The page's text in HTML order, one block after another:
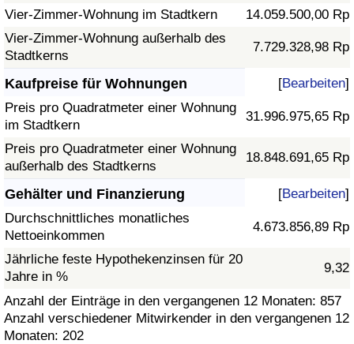
Vier-Zimmer-Wohnung im Stadtkern
14.059.500,00 Rp
Vier-Zimmer-Wohnung außerhalb des
Stadtkerns
7.729.328,98 Rp
Kaufpreise für Wohnungen [Bearbeiten]
Preis pro Quadratmeter einer Wohnung
im Stadtkern
31.996.975,65 Rp
Preis pro Quadratmeter einer Wohnung
außerhalb des Stadtkerns
18.848.691,65 Rp
Gehälter und Finanzierung [Bearbeiten]
Durchschnittliches monatliches
Nettoeinkommen
4.673.856,89 Rp
Jährliche feste Hypothekenzinsen für 20
Jahre in %
9,32
Anzahl der Einträge in den vergangenen 12 Monaten: 857
Anzahl verschiedener Mitwirkender in den vergangenen 12
Monaten: 202
in Akaba
Kriminalität
Kriminalitäts-Index (aktuell)
Kriminalitäts-Index
Kriminalitätsindex nach Land
Gesundheitsversorgung
Gesundheitsversorgungs-Index (aktuell)
Gesundheitsversorgungs-Index
Gesundheitsversorgungs-Index nach Land
Umweltverschmutzung